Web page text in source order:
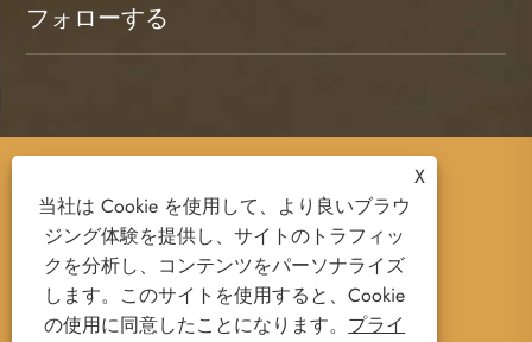
フォローする
Copyright © 2025 Ruian Senda Luggage And
Leather Products Co., Ltd. All Rights Reserved.
X
当社は Cookie を使用して、より良いブラウ
ジング体験を提供し、サイトのトラフィッ
クを分析し、コンテンツをパーソナライズ
します。このサイトを使用すると、Cookie
の使用に同意したことになります。 プライ